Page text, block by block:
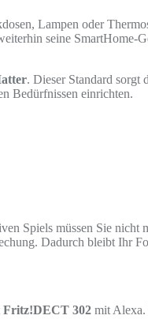
Lampen oder
seine SmartHome-
. Dieser Standard sorgt
Bedürfnissen einrichten.
Spiels müssen Sie nicht
Dadurch bleibt Ihr
Fritz!DECT 302 mit Alexa.